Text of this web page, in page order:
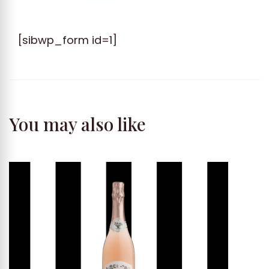
[sibwp_form id=1]
You may also like